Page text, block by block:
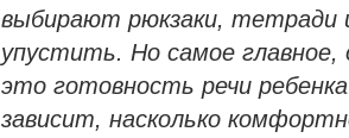
выбирают рюкзаки, тетради
упустить. Но самое
это готовность речи
зависит, насколько